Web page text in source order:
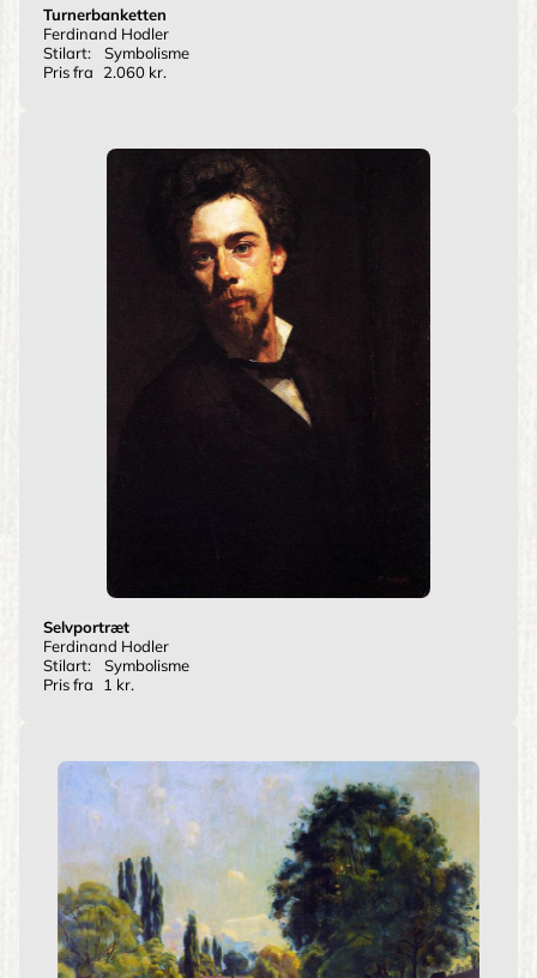
Turnerbanketten
Ferdinand Hodler
Stilart:
Symbolisme
Pris fra
2.060 kr.
Selvportræt
Ferdinand Hodler
Stilart:
Symbolisme
Pris fra
1 kr.